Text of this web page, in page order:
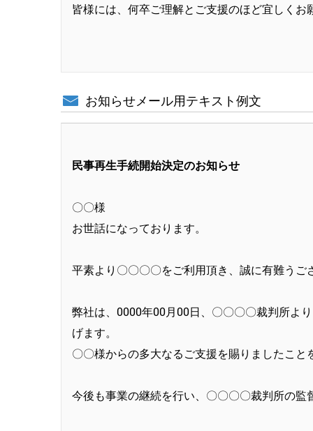
皆様には、何卒ご理解とご支援のほど宜しくお
お知らせメール用テキスト例文
民事再生手続開始決定のお知らせ
〇〇様
お世話になっております。
平素より〇〇〇〇をご利用頂き、誠に有難うご
弊社は、0000年00月00日、〇〇〇〇裁判所よ
げます。
〇〇様からの多大なるご支援を賜りましたこ
今後も事業の継続を行い、〇〇〇〇裁判所の